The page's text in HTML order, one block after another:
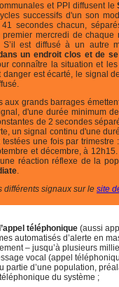
et PPI diffusent le
successifs d'un son
secondes chacun,
mercredi de
S’il est diffusé à un autre
un endroit clos et de
connaître la situation et
est écarté, le signal
aux grands barrages
d'une durée minimum
de 2 secondes
un signal continu d'une
une fois par trimestre
et décembre, à
réaction réflexe de la
.
différents signaux sur le site
téléphonique (aussi
automatisés d’alerte en
– jusqu’à plusieurs
vocal (appel
partie d’une population,
du système ;